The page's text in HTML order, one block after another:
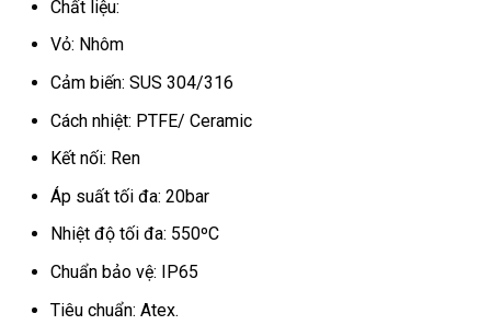
Chất liệu:
Vỏ: Nhôm
Cảm biến: SUS 304/316
Cách nhiệt: PTFE/ Ceramic
Kết nối: Ren
Áp suất tối đa: 20bar
Nhiệt độ tối đa: 550ºC
Chuẩn bảo vệ: IP65
Tiêu chuẩn: Atex.